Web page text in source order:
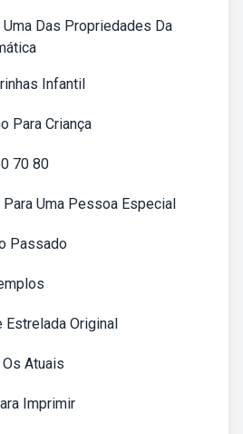
Das Propriedades Da
Infantil
Para Criança
70 80
Uma Pessoa Especial
Passado
Estrelada Original
Atuais
Imprimir